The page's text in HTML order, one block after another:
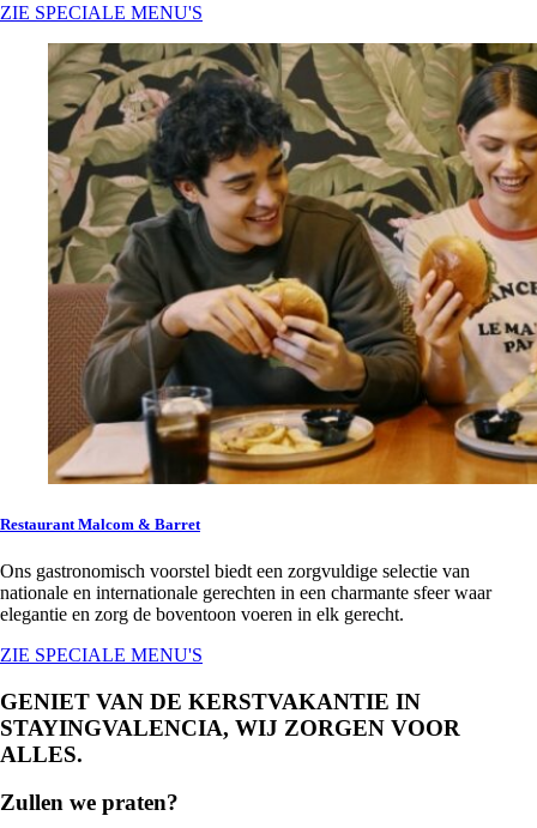
ZIE SPECIALE MENU'S
Restaurant Malcom & Barret
Ons gastronomisch voorstel biedt een zorgvuldige selectie van
nationale en internationale gerechten in een charmante sfeer waar
elegantie en zorg de boventoon voeren in elk gerecht.
ZIE SPECIALE MENU'S
GENIET VAN DE KERSTVAKANTIE IN
STAYINGVALENCIA, WIJ ZORGEN VOOR
ALLES.
Zullen we praten?